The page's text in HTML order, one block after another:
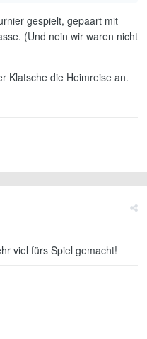
gespielt, gepaart mit
(Und nein wir waren nicht
Klatsche die Heimreise an.
viel fürs Spiel gemacht!